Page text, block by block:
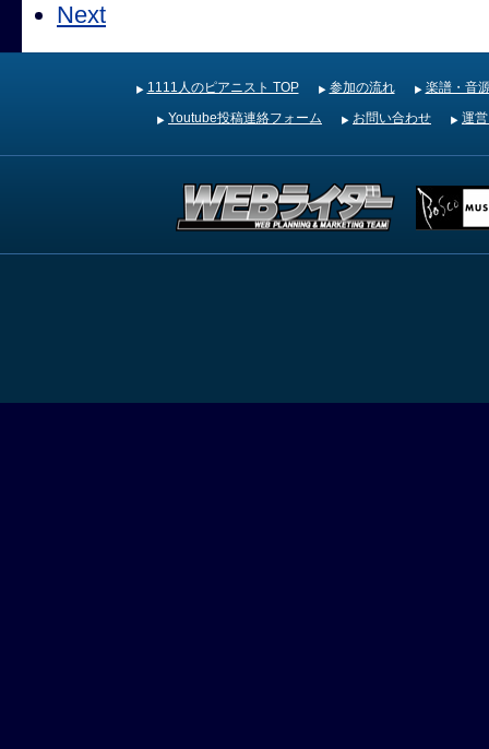
Next
1111人のピアニスト TOP 参加の流れ
楽譜・音
Youtube投稿連絡フォーム
お問い合わせ 運